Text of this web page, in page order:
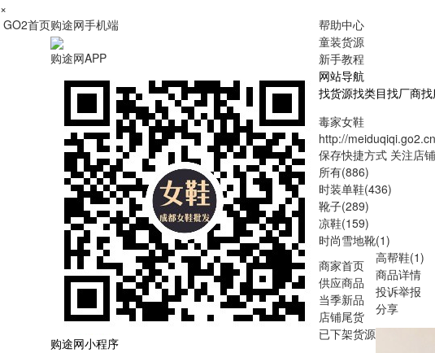
×
GO2首页购途网手机端
购途网APP
购途网小程序
帮助中心
童装货源
新手教程
网站导航
找货源找类目找厂商
毒家女鞋
http://meiduqiqi.go2.cn
保存快捷方式 关注店铺
商家首页
供应商品
当季新品
店铺尾货
已下架货源
所有(886)
时装单鞋(436)
靴子(289)
凉鞋(159)
时尚雪地靴(1)
高帮鞋(1)
商品详情
投诉举报
分享